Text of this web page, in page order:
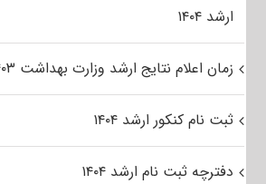
ارشد ۱۴۰۴
زمان اعلام نتایج ارشد وزارت بهداشت ۱۴۰۳
ثبت نام کنکور ارشد ۱۴۰۴
دفترچه ثبت نام ارشد ۱۴۰۴